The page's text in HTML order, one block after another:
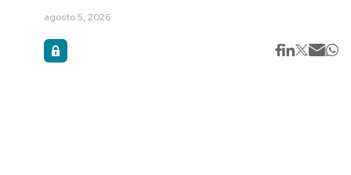
agosto 5, 2026